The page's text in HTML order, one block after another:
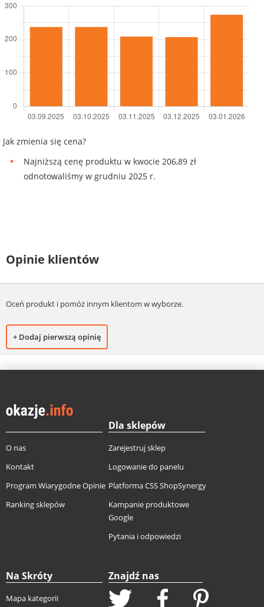
Jak zmienia się cena?
Najniższą cenę produktu w kwocie 206,89 zł
odnotowaliśmy w grudniu 2025 r.
Opinie klientów
Oceń produkt i pomóż innym klientom w wyborze.
+ Dodaj pierwszą opinię
O nas
Kontakt
Program Wiarygodne Opinie
Ranking sklepów
Dla sklepów
Zarejestruj sklep
Logowanie do panelu
Platforma CSS ShopSynergy
Kampanie produktowe
Google
Pytania i odpowiedzi
Na Skróty
Mapa kategorii
Znajdź nas